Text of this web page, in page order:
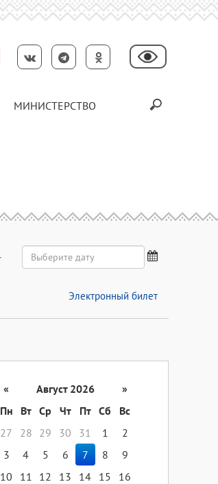
МИНИСТЕРСТВО
Электронный билет
« Август 2026
»
Пн
Вт Ср Чт Пт Сб
Вс
27
28 29 30 31 1
2
3
4 5 6 7 8
9
10
11 12 13 14 15
16